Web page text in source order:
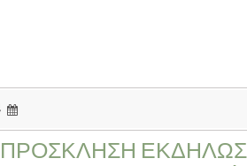
ΠΡΟΣΚΛΗΣΗ